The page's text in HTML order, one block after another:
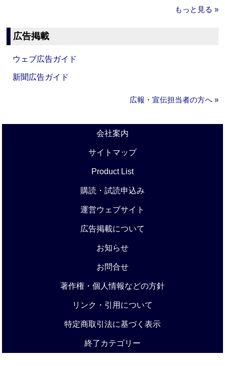
もっと見る »
広告掲載
ウェブ広告ガイド
新聞広告ガイド
広報・宣伝担当者の方へ »
会社案内
サイトマップ
Product List
購読・試読申込み
運営ウェブサイト
広告掲載について
お知らせ
お問合せ
著作権・個人情報などの方針
リンク・引用について
特定商取引法に基づく表示
終了カテゴリー